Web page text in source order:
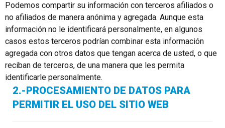
Podemos compartir su información con terceros afiliados o
no afiliados de manera anónima y agregada. Aunque esta
información no le identificará personalmente, en algunos
casos estos terceros podrían combinar esta información
agregada con otros datos que tengan acerca de usted, o que
reciban de terceros, de una manera que les permita
identificarle personalmente.
2.-PROCESAMIENTO DE DATOS PARA
PERMITIR EL USO DEL SITIO WEB